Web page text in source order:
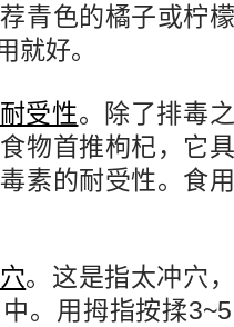
青色的橘子或柠
就好。
受性。除了排毒
物首推枸杞，它
素的耐受性。食
。这是指太冲穴
。用拇指按揉